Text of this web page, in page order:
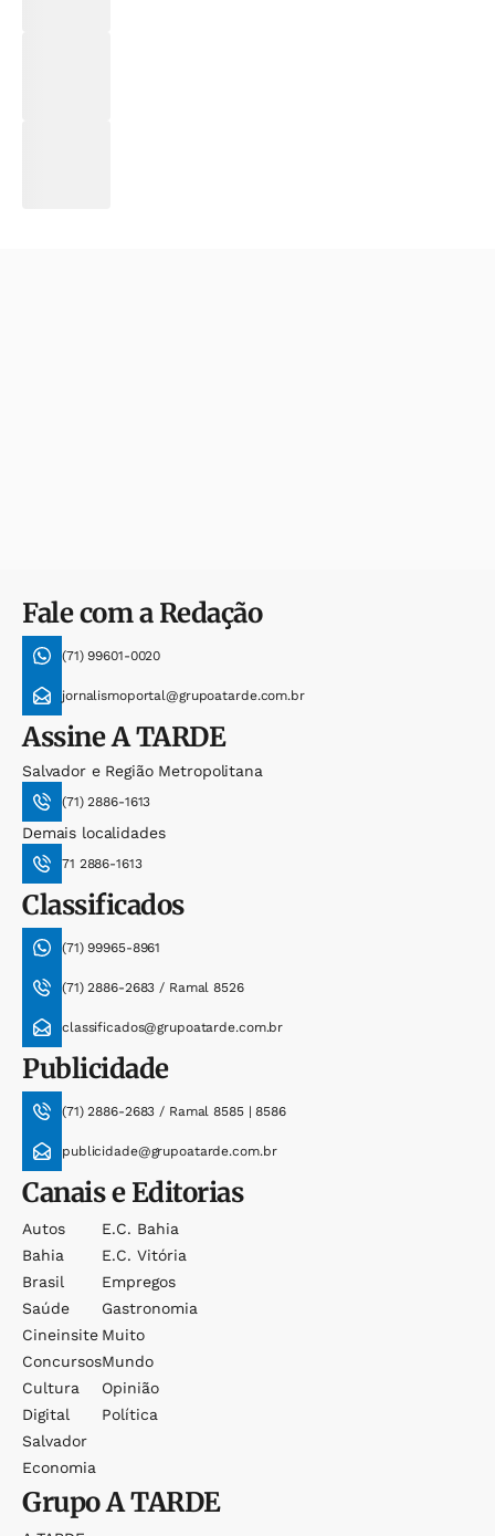
Fale com a Redação
(71) 99601-0020
jornalismoportal@grupoatarde.com.br
AssineA TARDE
Salvador e Região Metropolitana
(71) 2886-1613
Demais localidades
71 2886-1613
Classificados
(71) 99965-8961
(71) 2886-2683 / Ramal 8526
classificados@grupoatarde.com.br
Publicidade
(71) 2886-2683 / Ramal 8585 | 8586
publicidade@grupoatarde.com.br
Canais e Editorias
Autos
Bahia
Brasil
Saúde
Cineinsite
Concursos
Cultura
Digital
Salvador
Economia
E.c. Bahia
E.c. Vitória
Empregos
Gastronomia
Muito
Mundo
Opinião
Política
GrupoA TARDE